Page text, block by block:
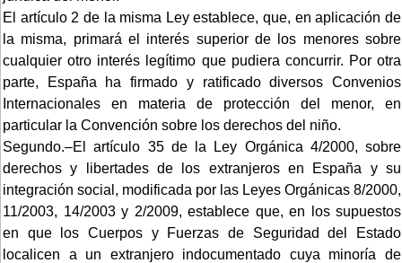
El artículo 2 de la misma Ley establece, que, en aplicación de
la misma, primará el interés superior de los menores sobre
cualquier otro interés legítimo que pudiera concurrir. Por otra
parte, España ha firmado y ratificado diversos Convenios
Internacionales en materia de protección del menor, en
particular la Convención sobre los derechos del niño.
Segundo.–El artículo 35 de la Ley Orgánica 4/2000, sobre
derechos y libertades de los extranjeros en España y su
integración social, modificada por las Leyes Orgánicas 8/2000,
11/2003, 14/2003 y 2/2009, establece que, en los supuestos
en que los Cuerpos y Fuerzas de Seguridad del Estado
localicen a un extranjero indocumentado cuya minoría de